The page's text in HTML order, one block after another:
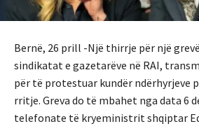
Bernë, 26 prill -Një thirrje për një
sindikatat e gazetarëve në RAI,
për të protestuar kundër ndërhyrjeve
rritje. Greva do të mbahet nga data 6
telefonate të kryeministrit shqiptar